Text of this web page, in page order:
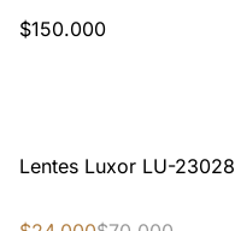
Estilo Deportivo
$150.000
%
Lentes Luxor LU-23028